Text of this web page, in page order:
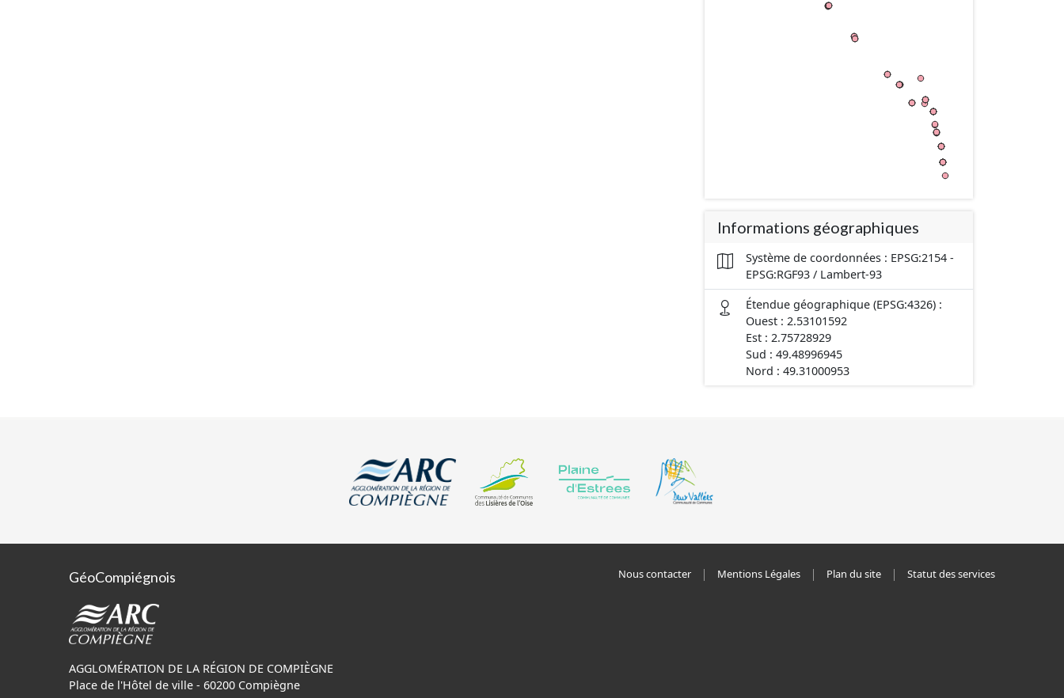
Informations géographiques
Système de coordonnées : EPSG:2154 -
EPSG:RGF93 / Lambert-93
Étendue géographique (EPSG:4326) :
Ouest : 2.53101592
Est : 2.75728929
Sud : 49.48996945
Nord : 49.31000953
GéoCompiégnois
AGGLOMÉRATION DE LA RÉGION DE COMPIÈGNE
Place de l'Hôtel de ville - 60200 Compiègne
Nous contacter Mentions Légales Plan du site Statut des services